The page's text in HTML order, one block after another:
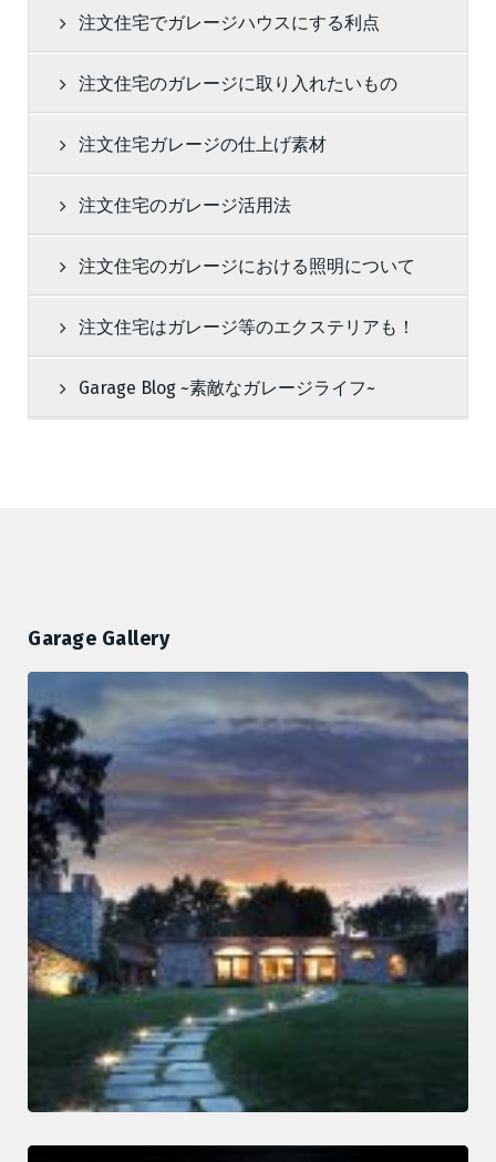
注文住宅でガレージハウスにする利点
注文住宅のガレージに取り入れたいもの
注文住宅ガレージの仕上げ素材
注文住宅のガレージ活用法
注文住宅のガレージにおける照明について
注文住宅はガレージ等のエクステリアも！
Garage Blog ~素敵なガレージライフ~
Garage Gallery